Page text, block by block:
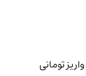
تومانی